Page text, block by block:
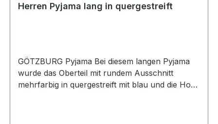
Herren Pyjama lang in quergestreift
GÖTZBURG Pyjama Bei diesem langen Pyjama
wurde das Oberteil mit rundem Ausschnitt
mehrfarbig in quergestreift mit blau und die Hose